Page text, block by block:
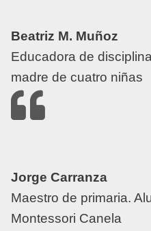
Beatriz M. Muñoz
Educadora de
madre de cuatro niñas
Jorge Carranza
Maestro de primaria.
Montessori Canela